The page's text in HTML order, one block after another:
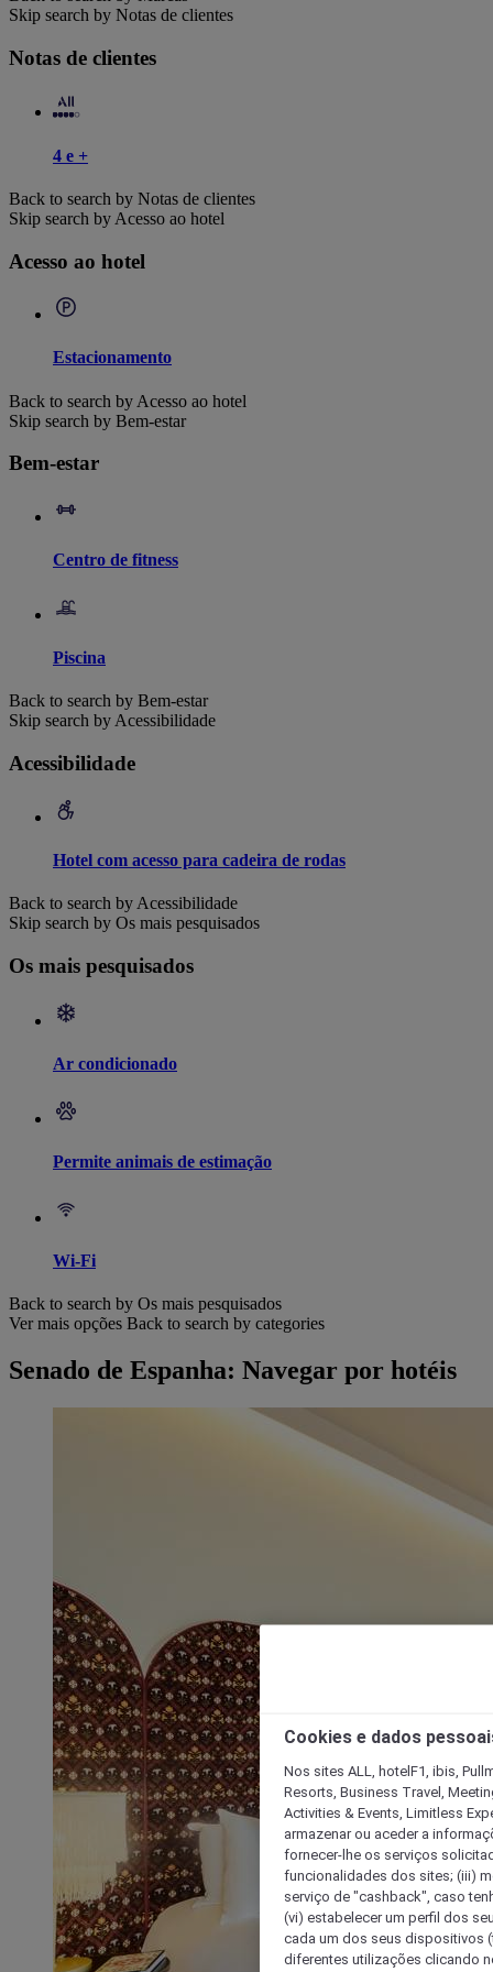
Skip search by Notas de clientes
Notas de clientes
4 e +
Back to search by Notas de clientes
Skip search by Acesso ao hotel
Acesso ao hotel
Estacionamento
Back to search by Acesso ao hotel
Skip search by Bem-estar
Bem-estar
Centro de fitness
Piscina
Back to search by Bem-estar
Skip search by Acessibilidade
Acessibilidade
Hotel com acesso para cadeira de rodas
Back to search by Acessibilidade
Skip search by Os mais pesquisados
Os mais pesquisados
Ar condicionado
Permite animais de estimação
Wi-Fi
Back to search by Os mais pesquisados
Ver mais opções Back to search by categories
Senado de Espanha: Navegar por hotéis
Cookies e dados
Nos sites ALL, hotelF1, ibis,
Resorts, Business Travel,
Activities & Events, Limitless
armazenar ou aceder a
fornecer-lhe os serviços
funcionalidades dos sites; (iii)
serviço de "cashback", caso
(vi) estabelecer um perfil dos
cada um dos seus dispositivos
diferentes utilizações clicando